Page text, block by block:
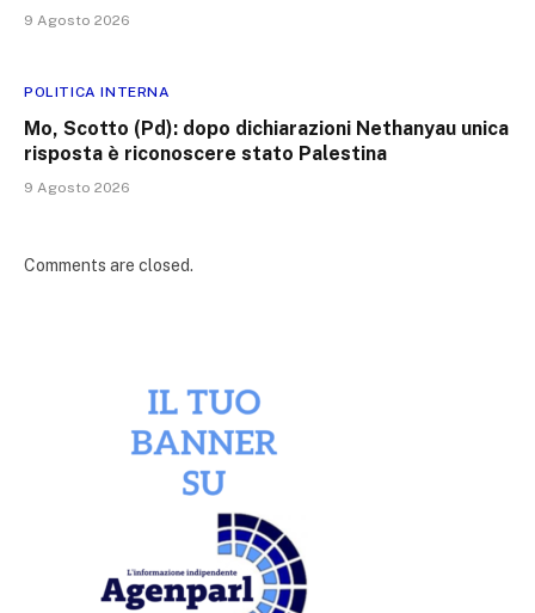
9 Agosto 2026
POLITICA INTERNA
Mo, Scotto (Pd): dopo dichiarazioni Nethanyau unica
risposta è riconoscere stato Palestina
9 Agosto 2026
Comments are closed.